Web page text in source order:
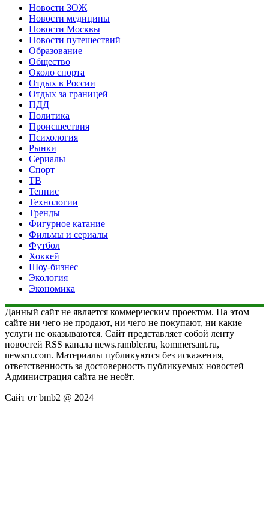
Новости ЗОЖ
Новости медицины
Новости Москвы
Новости путешествий
Образование
Общество
Около спорта
Отдых в России
Отдых за границей
ПДД
Политика
Происшествия
Психология
Рынки
Сериалы
Спорт
ТВ
Теннис
Технологии
Тренды
Фигурное катание
Фильмы и сериалы
Футбол
Хоккей
Шоу-бизнес
Экология
Экономика
Данный сайт не является коммерческим проектом. На этом
сайте ни чего не продают, ни чего не покупают, ни какие
услуги не оказываются. Сайт представляет собой ленту
новостей RSS канала news.rambler.ru, kommersant.ru,
newsru.com. Материалы публикуются без искажения,
ответственность за достоверность публикуемых новостей
Администрация сайта не несёт.
Сайт от bmb2 @ 2024